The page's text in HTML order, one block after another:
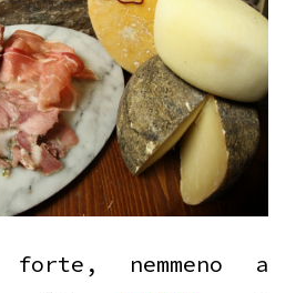
nemmeno a